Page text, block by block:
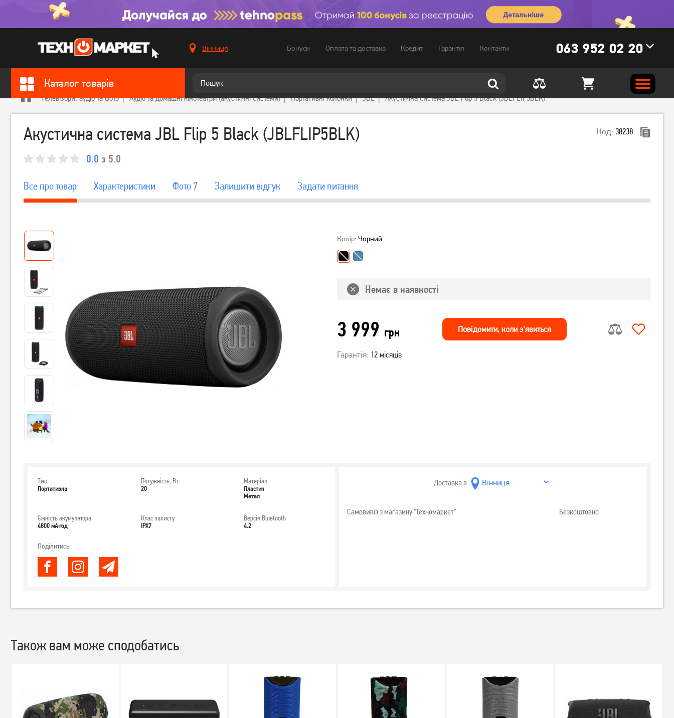
Вінниця Бонуси Оплата та доставка Кредит Гарантія Контакти 063 952 02 20
Каталог товарів
Телевізори, аудіо та фото Аудіо та домашні кінотеатри (акустичні системи) Портативні колонки JBL Акустична система JBL Flip 5 Black (JBLFLIP5BLK)
Акустична система JBL Flip 5 Black (JBLFLIP5BLK) Код: 38238
0.0 з 5.0
Все про товар Характеристики Фото 7 Залишити вiдгук Задати питання
Колір: Чорний
Немає в наявності
3 999 грн Повiдомити, коли з'явиться
Гарантія: 12 місяців
Тип
Портативна
Потужність, Вт
20
Матеріал
Пластик
Метал
Ємність акумулятора
4800 мА·год
Клас захисту
IPX7
Версія Bluetooth
4.2
Поділитись:
Доставка в
Самовивіз з магазину "Техномаркет" Безкоштовно
Також вам може сподобатись